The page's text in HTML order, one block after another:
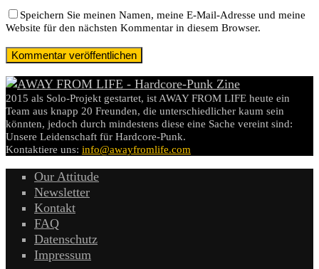
Speichern Sie meinen Namen, meine E-Mail-Adresse und meine
Website für den nächsten Kommentar in diesem Browser.
2015 als Solo-Projekt gestartet, ist AWAY FROM LIFE heute ein
Team aus knapp 20 Freunden, die unterschiedlicher kaum sein
könnten, jedoch durch mindestens diese eine Sache vereint sind:
Unsere Leidenschaft für Hardcore-Punk.
Kontaktiere uns: info@awayfromlife.com
Our Attitude
Newsletter
Kontakt
FAQ
Datenschutz
Impressum